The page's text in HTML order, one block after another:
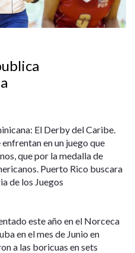
El Derby del Caribe.
en un juego que
que por la medalla de
Puerto Rico buscara
de los Juegos
este año en el Norceca
en el mes de Junio en
a las boricuas en sets